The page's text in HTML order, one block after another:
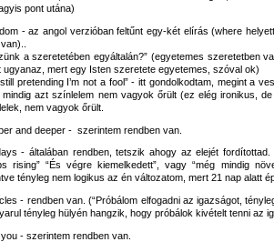
pont utána)
- az angol verzióban feltűnt egy-két elírás (where
a szeretetében egyáltalán?” (egyetemes szeretetben
ugyanaz, mert egy Isten szeretete egyetemes, szóval ok)
still pretending I’m not a fool” - itt gondolkodtam, megint a
mindig azt színlelem nem vagyok őrült (ez elég ironikus,
nem vagyok őrült.
and deeper - szerintem rendben van.
- általában rendben, tetszik ahogy az elejét
rising” “És végre kiemelkedett”, vagy “még mindig
tényleg nem logikus az én változatom, mert 21 nap alatt
- rendben van. (“Próbálom elfogadni az igazságot,
tényleg hülyén hangzik, hogy próbálok kivételt tenni az
- szerintem rendben van.